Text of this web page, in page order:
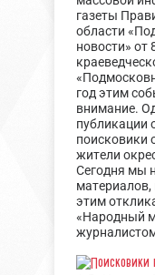
газеты
области
новости» от
год этим
внимание.
публикации
поисковики
жители
Сегодня мы
этим
«Народный